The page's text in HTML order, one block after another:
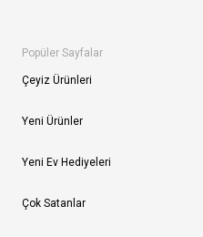
Popüler Sayfalar
Çeyiz Ürünleri
Yeni Ürünler
Yeni Ev Hediyeleri
Çok Satanlar